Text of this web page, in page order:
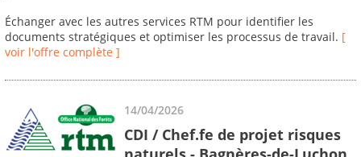
Échanger avec les autres services RTM pour identifier les
documents stratégiques et optimiser les processus de travail. [
voir l'offre complète ]
14/04/2026
CDI / Chef.fe de projet risques